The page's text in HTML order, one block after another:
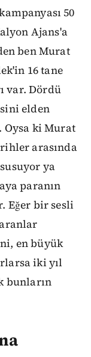
50
Ajans'a
ben Murat
16 tane
var. Dördü
elden
Oysa ki Murat
arasında
ya
paranın
Eğer bir sesli
en büyük
iki yıl
bunların